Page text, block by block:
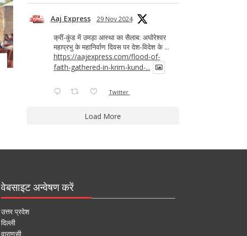
Aaj Express 29 Nov 2024
क्रीं-कुंड में उमड़ा आस्था का सैलाब: अघोरेश्वर
महाप्रभु के महानिर्वाण दिवस पर देश-विदेश के ...
https://aajexpress.com/flood-of-
faith-gathered-in-krim-kund-...
Twitter
Load More
वेबसाइट अन्वेषण करें
उत्तर प्रदेश
दिल्ली
वाराणसी